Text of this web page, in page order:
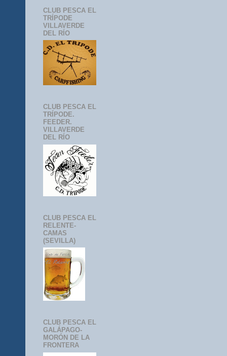
CLUB PESCA EL
TRÍPODE
VILLAVERDE
DEL RÍO
CLUB PESCA EL
TRÍPODE.
FEEDER.
VILLAVERDE
DEL RÍO
CLUB PESCA EL
RELENTE-
CAMAS
(SEVILLA)
CLUB PESCA EL
GALÁPAGO-
MORÓN DE LA
FRONTERA